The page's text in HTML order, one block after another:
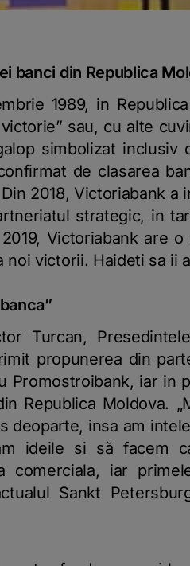
banci din Republica
1989, in
sau, cu alte
simbolizat
de clasarea
2018, Victoriabank a
strategic, in
Victoriabank are
victorii. Haideti sa ii
Turcan,
propunerea din
Promostroibank, iar in
Republica Moldova.
deoparte, insa am
ideile si să facem
comerciala, iar
Sankt